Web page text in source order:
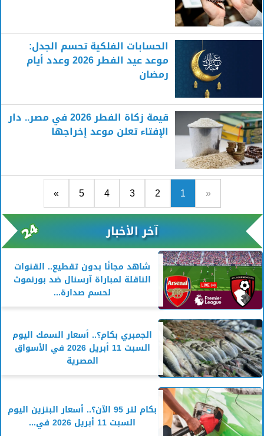
الحسابات الفلكية تحسم الجدل:
موعد عيد الفطر 2026 وعدد أيام
رمضان
قيمة زكاة الفطر 2026 في مصر.. دار
الإفتاء تعلن موعد إخراجها
«
1
2
3
4
5
»
آخر الأخبار
شاهد مجانًا بدون تقطيع.. القنوات
الناقلة لمباراة آرسنال ضد بورنموث
لحسم صدارة...
الجمبري بكام؟.. أسعار السمك اليوم
السبت 11 أبريل 2026 في الأسواق
المصرية
بكام لتر 95 الآن؟.. أسعار البنزين اليوم
السبت 11 أبريل 2026 في...